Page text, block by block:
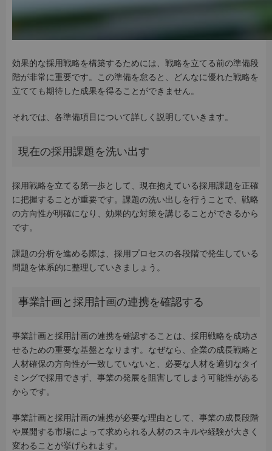
効果的な採用戦略を構築するためには、戦略を立てる前の準備段
階が非常に重要です。この準備を怠ると、どんなに優れた戦略を
立てても期待した成果を得ることができません。
それでは、各準備項目について詳しく説明していきます。
現在の採用課題を洗い出す
採用戦略を立てる第一歩として、現在抱えている採用課題を正確
に把握することが重要です。課題の洗い出しを行うことで、戦略
の方向性が明確になり、効果的な対策を講じることができるから
です。
課題の分析を進める際は、採用プロセスの各段階で発生している
問題を体系的に整理していきましょう。
事業計画と採用計画の連携を確認する
事業計画と採用計画の連携を確認することは、採用戦略を成功さ
せるための重要な基盤となります。なぜなら、企業の成長戦略と
人材確保の方向性が一致していないと、必要な人材を適切なタイ
ミングで採用できず、事業の発展を阻害してしまう可能性がある
からです。
事業計画と採用計画の連携が必要な理由として、事業の成長段階
や展開する市場によって求められる人材のスキルや経験が大きく
変わることが挙げられます。